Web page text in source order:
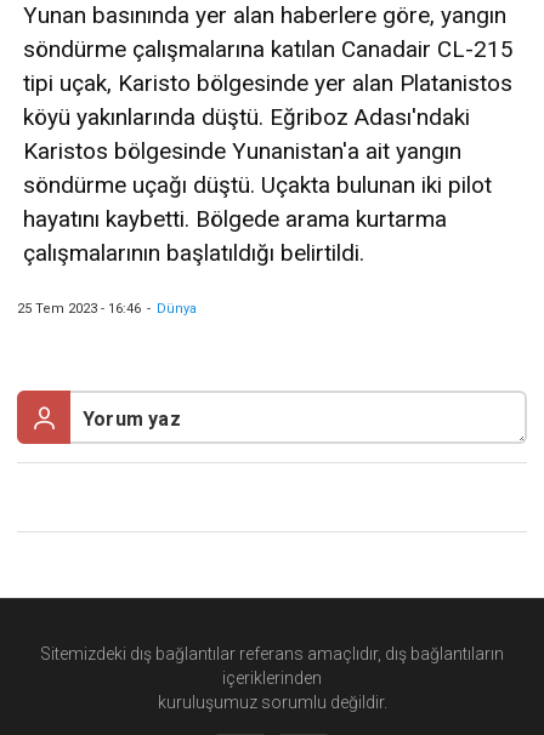
Yunan basınında yer alan haberlere göre, yangın
söndürme çalışmalarına katılan Canadair CL-215
tipi uçak, Karisto bölgesinde yer alan Platanistos
köyü yakınlarında düştü. Eğriboz Adası'ndaki
Karistos bölgesinde Yunanistan'a ait yangın
söndürme uçağı düştü. Uçakta bulunan iki pilot
hayatını kaybetti. Bölgede arama kurtarma
çalışmalarının başlatıldığı belirtildi.
25 Tem 2023 - 16:46 - Dünya
Sitemizdeki dış bağlantılar referans amaçlıdır, dış bağlantıların
içeriklerinden
kuruluşumuz sorumlu değildir.